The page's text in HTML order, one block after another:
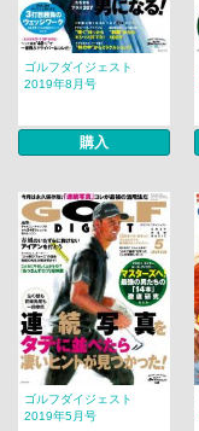
ゴルフダイジェスト
2019年8月号
購入
ゴルフダイジェスト
2019年5月号